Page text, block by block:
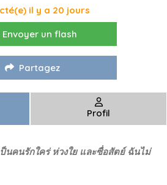
il y a 20 jours
Envoyer un flash
Partagez
Profil
นคนรักใคร่ ห่วงใย และซื่อสัตย์ ฉันไม่